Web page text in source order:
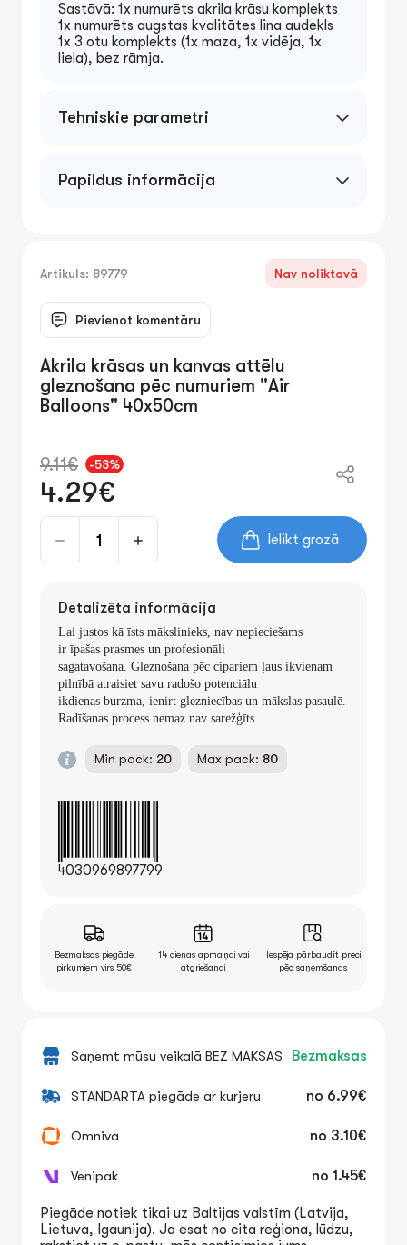
Sastāvā: 1x numurēts akrila krāsu komplekts
1x numurēts augstas kvalitātes lina audekls
1x 3 otu komplekts (1x maza, 1x vidēja, 1x
liela), bez rāmja.
Tehniskie parametri
Papildus informācija
Artikuls: 89779 Nav noliktavā
Pievienot komentāru
Akrila krāsas un kanvas attēlu
gleznošana pēc numuriem "Air
Balloons" 40x50cm
9.11€ -53%
4.29€
Ielikt grozā
Detalizēta informācija
Lai justos kā īsts mākslinieks, nav nepieciešams
ir īpašas prasmes un profesionāli
sagatavošana. Gleznošana pēc cipariem ļaus ikvienam
pilnībā atraisiet savu radošo potenciālu
ikdienas burzma, ienirt glezniecības un mākslas pasaulē.
Radīšanas process nemaz nav sarežģīts.
Min pack: 20 Max pack: 80
4030969897799
Bezmaksas piegāde
pirkumiem virs 50€
14 dienas apmaiņai vai
atgriešanai
Iespēja pārbaudīt preci
pēc saņemšanas
Saņemt mūsu veikalā BEZ MAKSAS Bezmaksas
STANDARTA piegāde ar kurjeru no 6.99€
Omniva no 3.10€
Venipak no 1.45€
Piegāde notiek tikai uz Baltijas valstīm (Latvija,
Lietuva, Igaunija). Ja esat no cita reģiona, lūdzu,